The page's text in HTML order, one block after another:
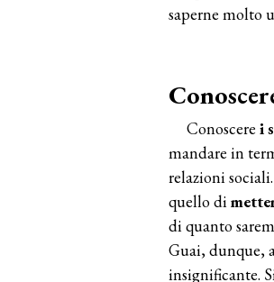
saperne molto
Conoscere i
mandare in
relazioni
quello di
di quanto
Guai, dunque,
insignificante.